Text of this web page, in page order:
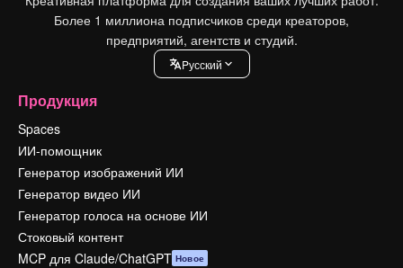
Более 1 миллиона подписчиков среди креаторов,
предприятий, агентств и студий.
Pусский
Продукция
Spaces
ИИ-помощник
Генератор изображений ИИ
Генератор видео ИИ
Генератор голоса на основе ИИ
Стоковый контент
MCP для Claude/ChatGPT Новое